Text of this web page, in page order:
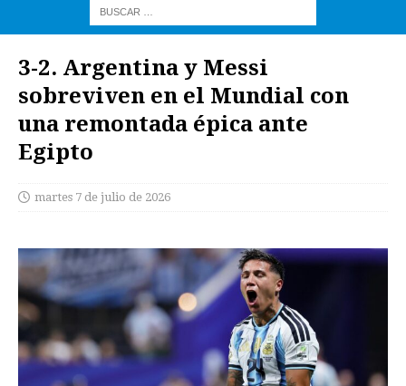
3-2. Argentina y Messi
sobreviven en el Mundial con
una remontada épica ante
Egipto
martes 7 de julio de 2026